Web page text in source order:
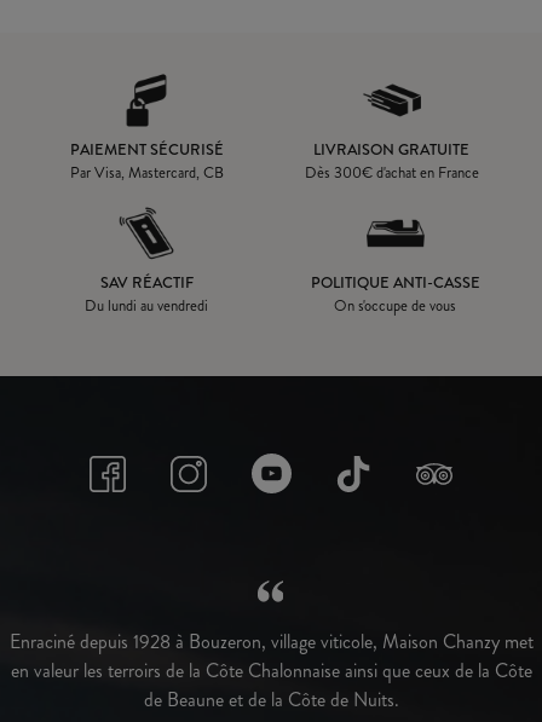
PAIEMENT SÉCURISÉ
Par Visa, Mastercard, CB
LIVRAISON GRATUITE
Dès 300€ d'achat en France
SAV RÉACTIF
Du lundi au vendredi
POLITIQUE ANTI-CASSE
On s'occupe de vous
Enraciné depuis 1928 à Bouzeron, village viticole, Maison Chanzy met
en valeur les terroirs de la Côte Chalonnaise ainsi que ceux de la Côte
de Beaune et de la Côte de Nuits.